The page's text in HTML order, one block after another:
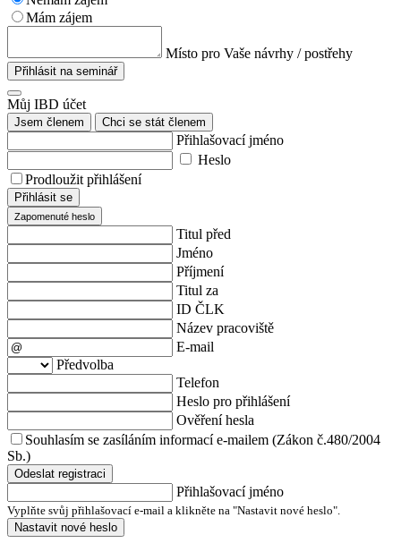
Mám zájem
Místo pro Vaše návrhy / postřehy
Přihlásit na seminář
Můj IBD účet
Jsem členem Chci se stát členem
Přihlašovací jméno
Heslo
Prodloužit přihlášení
Přihlásit se
Zapomenuté heslo
Titul před
Jméno
Příjmení
Titul za
ID ČLK
Název pracoviště
E-mail
Předvolba
Telefon
Heslo pro přihlášení
Ověření hesla
Souhlasím se zasíláním informací e-mailem (Zákon č.480/2004
Sb.)
Odeslat registraci
Přihlašovací jméno
Vyplňte svůj přihlašovací e-mail a klikněte na "Nastavit nové heslo".
Nastavit nové heslo